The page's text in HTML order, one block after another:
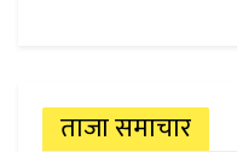
ताजा समाचार